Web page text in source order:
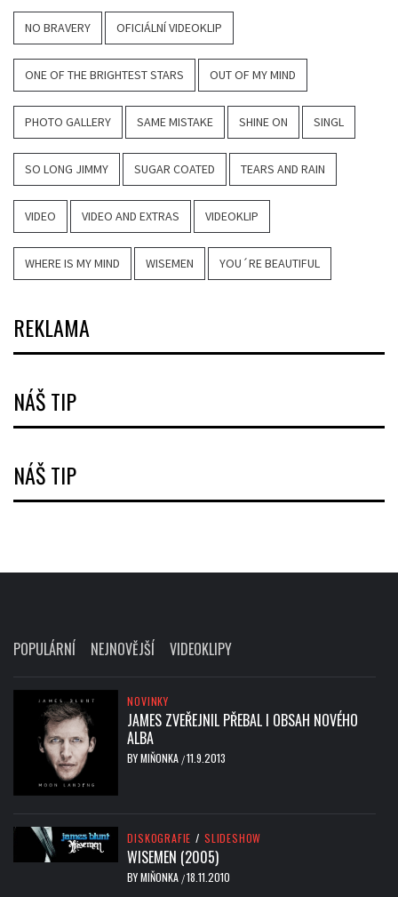
NO BRAVERY OFICIÁLNÍ VIDEOKLIP
ONE OF THE BRIGHTEST STARS OUT OF MY MIND
PHOTO GALLERY SAME MISTAKE SHINE ON SINGL
SO LONG JIMMY SUGAR COATED TEARS AND RAIN
VIDEO VIDEO AND EXTRAS VIDEOKLIP
WHERE IS MY MIND WISEMEN YOU´RE BEAUTIFUL
REKLAMA
NÁŠ TIP
NÁŠ TIP
POPULÁRNÍ NEJNOVĚJŠÍ VIDEOKLIPY
NOVINKY
JAMES ZVEŘEJNIL PŘEBAL I OBSAH NOVÉHO
ALBA
BYMIŇONKA /11.9.2013
DISKOGRAFIE / SLIDESHOW
WISEMEN (2005)
BYMIŇONKA /18.11.2010